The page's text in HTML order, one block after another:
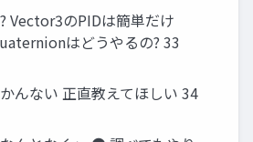
Vector3のPIDは簡単だけ
はどうやるの? 33
んない 正直教えてほしい 34